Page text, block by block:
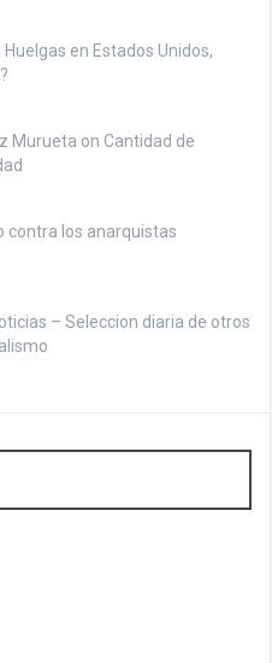
Huelgas en Estados Unidos,
Murueta on Cantidad de
contra los anarquistas
– Seleccion diaria de otros